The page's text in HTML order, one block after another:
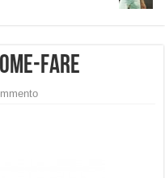
fare